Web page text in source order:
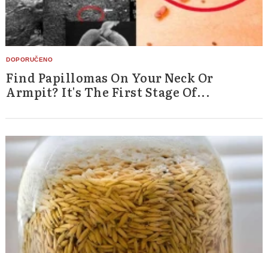
Find Papillomas On Your Neck Or
Armpit? It's The First Stage Of...